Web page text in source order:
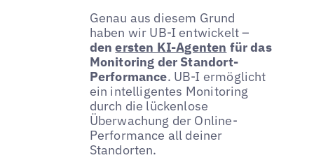
Genau aus diesem Grund
haben wir UB-I entwickelt –
denersten KI-Agenten für das
Monitoring der Standort-
Performance. UB-I ermöglicht
ein intelligentes Monitoring
durch die lückenlose
Überwachung der Online-
Performance all deiner
Standorten.